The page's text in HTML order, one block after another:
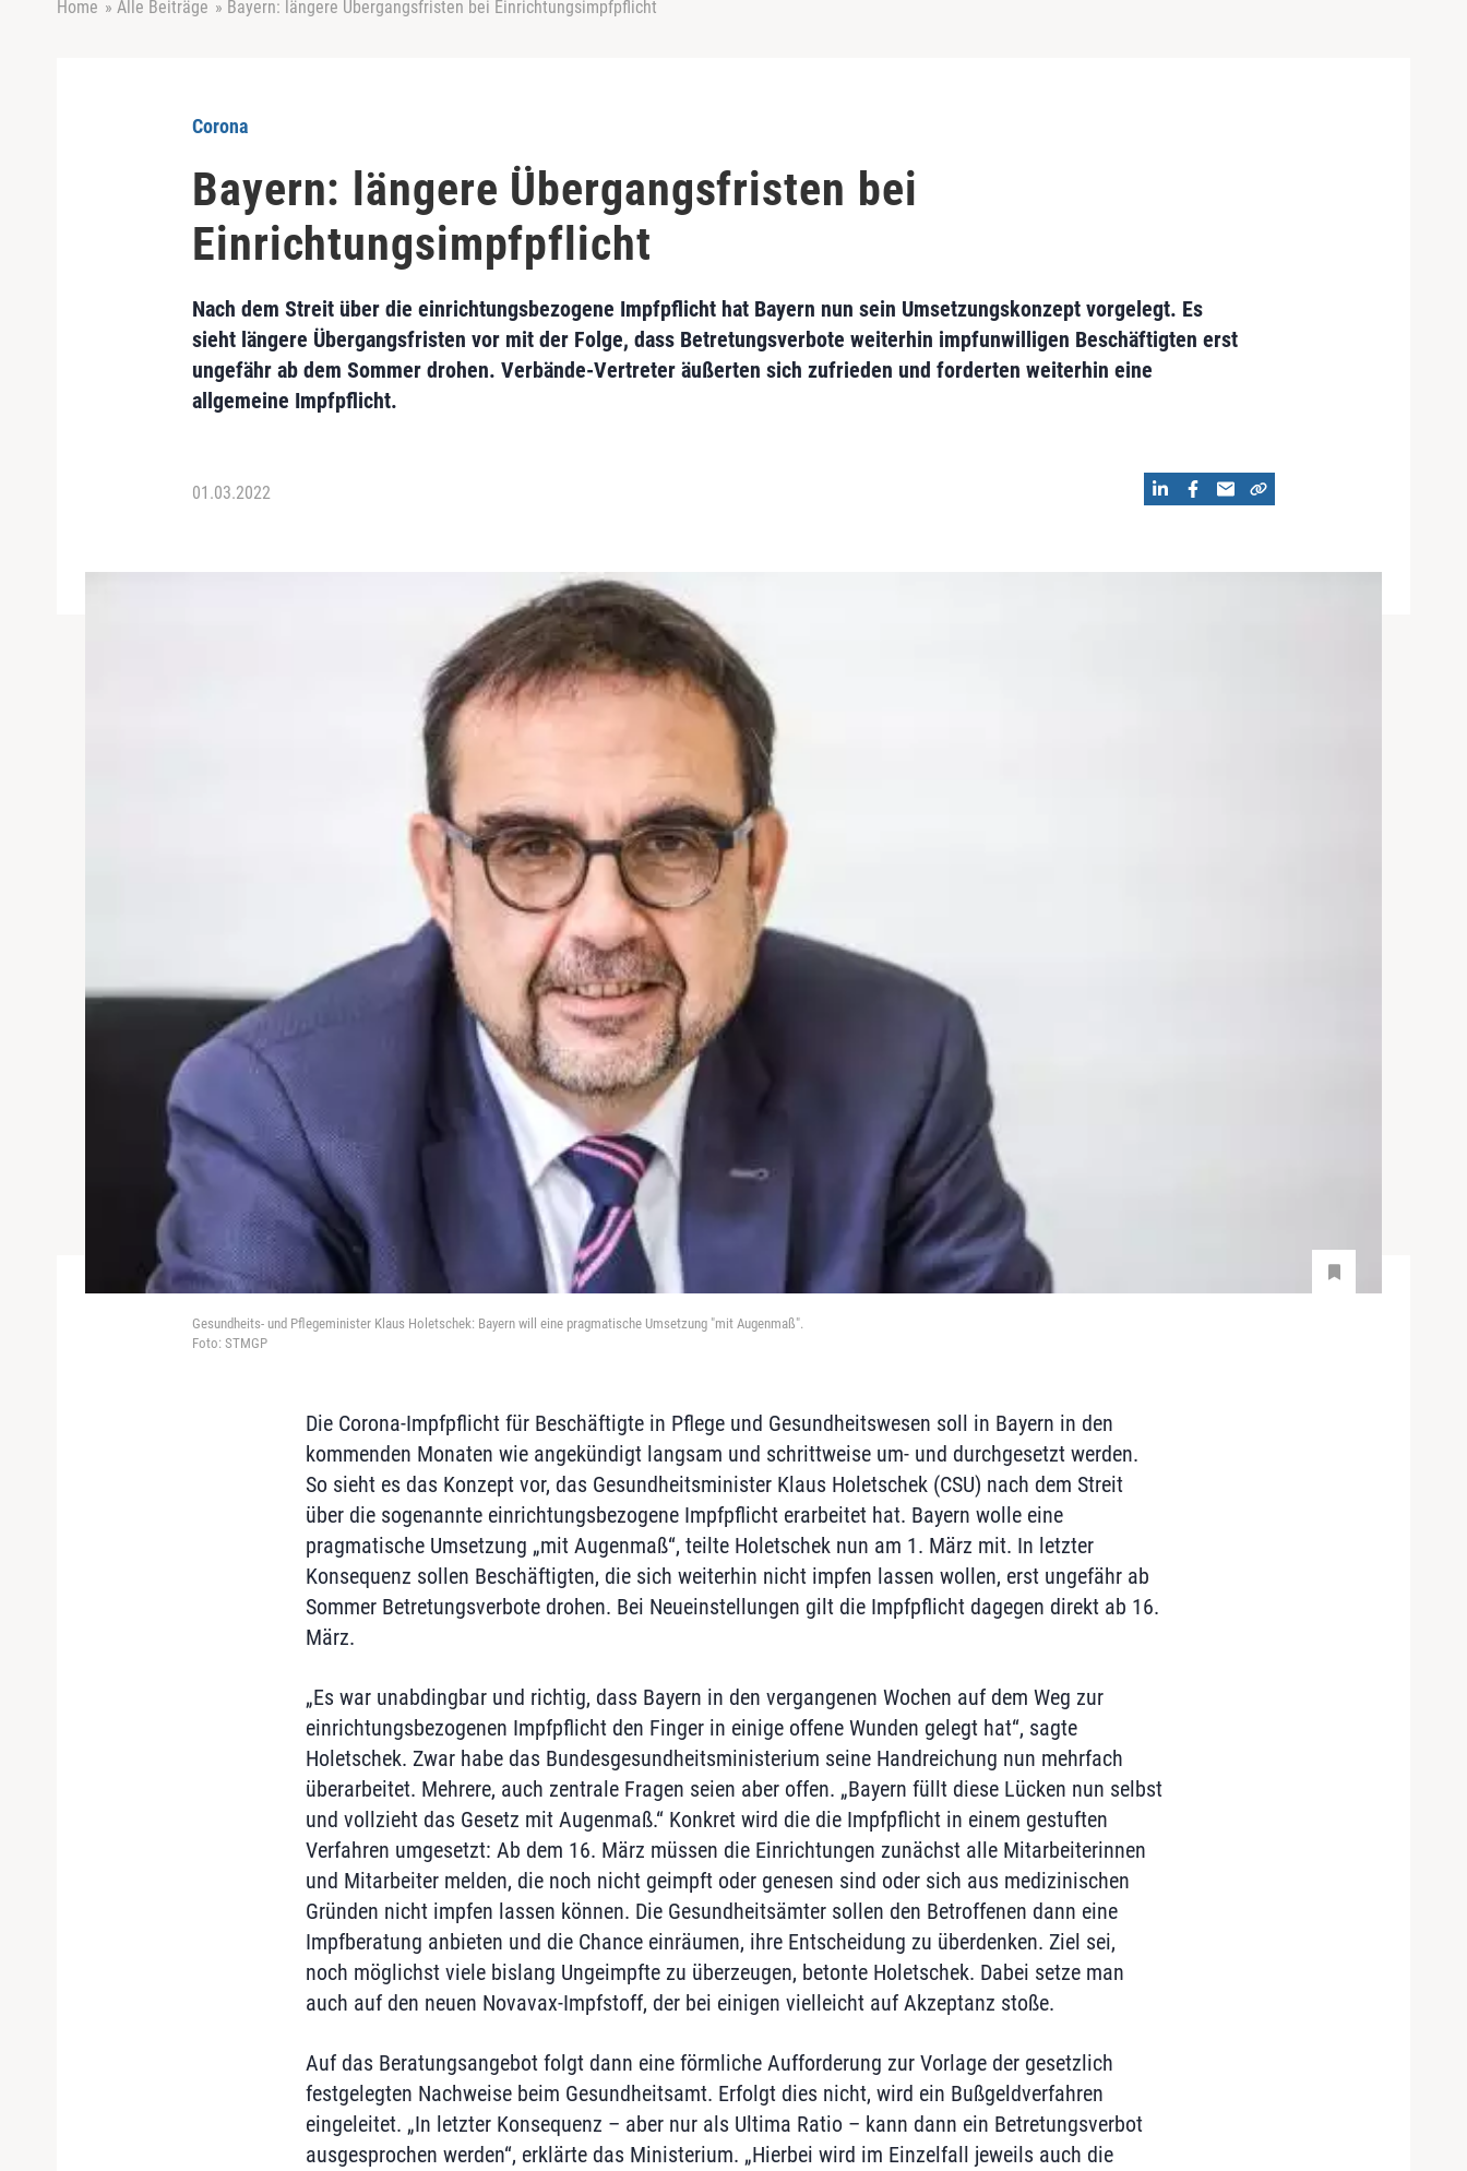
Home » Alle Beiträge » Bayern: längere Übergangsfristen bei Einrichtungsimpfpflicht
Corona
Bayern: längere Übergangsfristen bei
Einrichtungsimpfpflicht
Nach dem Streit über die einrichtungsbezogene Impfpflicht hat Bayern nun sein Umsetzungskonzept vorgelegt. Es
sieht längere Übergangsfristen vor mit der Folge, dass Betretungsverbote weiterhin impfunwilligen Beschäftigten erst
ungefähr ab dem Sommer drohen. Verbände-Vertreter äußerten sich zufrieden und forderten weiterhin eine
allgemeine Impfpflicht.
01.03.2022
Gesundheits- und Pflegeminister Klaus Holetschek: Bayern will eine pragmatische Umsetzung "mit Augenmaß".
Foto: STMGP
Die Corona-Impfpflicht für Beschäftigte in Pflege und Gesundheitswesen soll in Bayern in den
kommenden Monaten wie angekündigt langsam und schrittweise um- und durchgesetzt werden.
So sieht es das Konzept vor, das Gesundheitsminister Klaus Holetschek (CSU) nach dem Streit
über die sogenannte einrichtungsbezogene Impfpflicht erarbeitet hat. Bayern wolle eine
pragmatische Umsetzung „mit Augenmaß“, teilte Holetschek nun am 1. März mit. In letzter
Konsequenz sollen Beschäftigten, die sich weiterhin nicht impfen lassen wollen, erst ungefähr ab
Sommer Betretungsverbote drohen. Bei Neueinstellungen gilt die Impfpflicht dagegen direkt ab 16.
März.
„Es war unabdingbar und richtig, dass Bayern in den vergangenen Wochen auf dem Weg zur
einrichtungsbezogenen Impfpflicht den Finger in einige offene Wunden gelegt hat“, sagte
Holetschek. Zwar habe das Bundesgesundheitsministerium seine Handreichung nun mehrfach
überarbeitet. Mehrere, auch zentrale Fragen seien aber offen. „Bayern füllt diese Lücken nun selbst
und vollzieht das Gesetz mit Augenmaß.“ Konkret wird die die Impfpflicht in einem gestuften
Verfahren umgesetzt: Ab dem 16. März müssen die Einrichtungen zunächst alle Mitarbeiterinnen
und Mitarbeiter melden, die noch nicht geimpft oder genesen sind oder sich aus medizinischen
Gründen nicht impfen lassen können. Die Gesundheitsämter sollen den Betroffenen dann eine
Impfberatung anbieten und die Chance einräumen, ihre Entscheidung zu überdenken. Ziel sei,
noch möglichst viele bislang Ungeimpfte zu überzeugen, betonte Holetschek. Dabei setze man
auch auf den neuen Novavax-Impfstoff, der bei einigen vielleicht auf Akzeptanz stoße.
Auf das Beratungsangebot folgt dann eine förmliche Aufforderung zur Vorlage der gesetzlich
festgelegten Nachweise beim Gesundheitsamt. Erfolgt dies nicht, wird ein Bußgeldverfahren
eingeleitet. „In letzter Konsequenz – aber nur als Ultima Ratio – kann dann ein Betretungsverbot
ausgesprochen werden“, erklärte das Ministerium. „Hierbei wird im Einzelfall jeweils auch die